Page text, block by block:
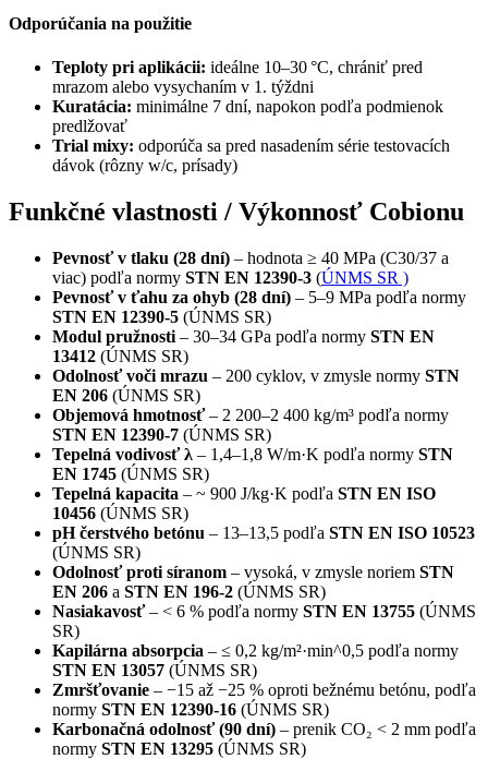
Odporúčania na použitie
Teploty pri aplikácii: ideálne 10–30 °C, chrániť pred
mrazom alebo vysychaním v 1. týždni
Kuratácia: minimálne 7 dní, napokon podľa podmienok
predlžovať
Trial mixy: odporúča sa pred nasadením série testovacích
dávok (rôzny w/c, prísady)
Funkčné vlastnosti / Výkonnosť Cobionu
Pevnosť v tlaku (28 dní) – hodnota ≥ 40 MPa (C30/37 a
viac) podľa normy STN EN 12390-3 (ÚNMS SR )
Pevnosť v ťahu za ohyb (28 dní) – 5–9 MPa podľa normy
STN EN 12390-5 (ÚNMS SR)
Modul pružnosti – 30–34 GPa podľa normy STN EN
13412 (ÚNMS SR)
Odolnosť voči mrazu – 200 cyklov, v zmysle normy STN
EN 206 (ÚNMS SR)
Objemová hmotnosť– 2 200–2 400 kg/m³ podľa normy
STN EN 12390-7 (ÚNMS SR)
Tepelná vodivosť λ – 1,4–1,8 W/m·K podľa normy STN
EN 1745 (ÚNMS SR)
Tepelná kapacita – ~ 900 J/kg·K podľa STN EN ISO
10456 (ÚNMS SR)
pH čerstvého betónu – 13–13,5 podľa STN EN ISO 10523
(ÚNMS SR)
Odolnosť proti síranom – vysoká, v zmysle noriem STN
EN 206 a STN EN 196-2 (ÚNMS SR)
Nasiakavosť– < 6 % podľa normy STN EN 13755 (ÚNMS
SR)
Kapilárna absorpcia – ≤ 0,2 kg/m²·min^0,5 podľa normy
STN EN 13057 (ÚNMS SR)
Zmršťovanie – −15 až −25 % oproti bežnému betónu, podľa
normy STN EN 12390-16 (ÚNMS SR)
Karbonačná odolnosť (90 dní) – prenik CO₂ < 2 mm podľa
normy STN EN 13295 (ÚNMS SR)